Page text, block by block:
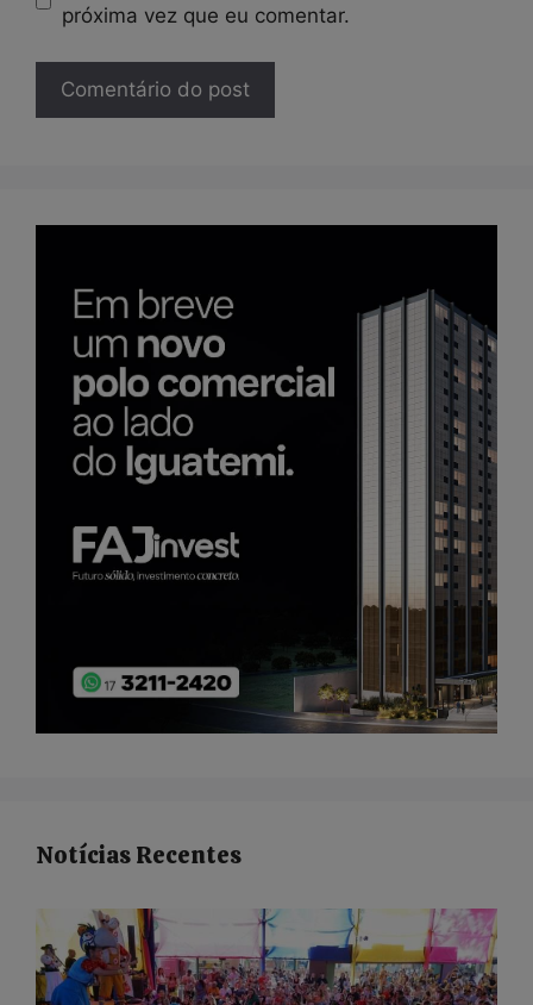
próxima vez que eu comentar.
Notícias Recentes